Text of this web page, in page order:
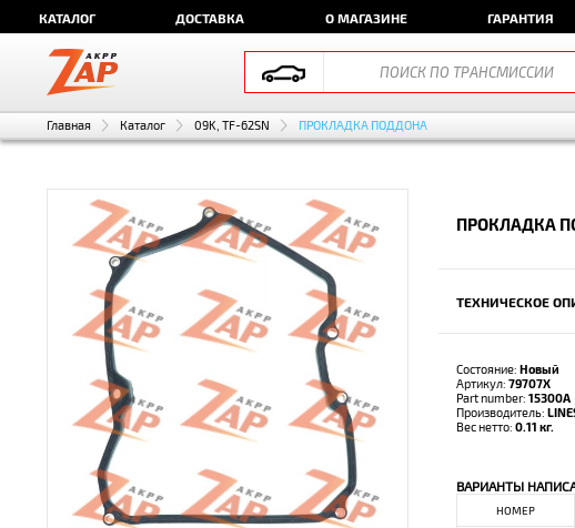
КАТАЛОГ ДОСТАВКА О МАГАЗИНЕ ГАРАНТИЯ
Главная Каталог 09K, TF-62SN ПРОКЛАДКА ПОДДОНА
ПРОКЛАДКА
ТЕХНИЧЕСКОЕ
Состояние: Новый
Артикул: 79707X
Part number: 15300A
Производитель:
Вес нетто: 0.11 кг.
ВАРИАНТЫ
НОМЕР